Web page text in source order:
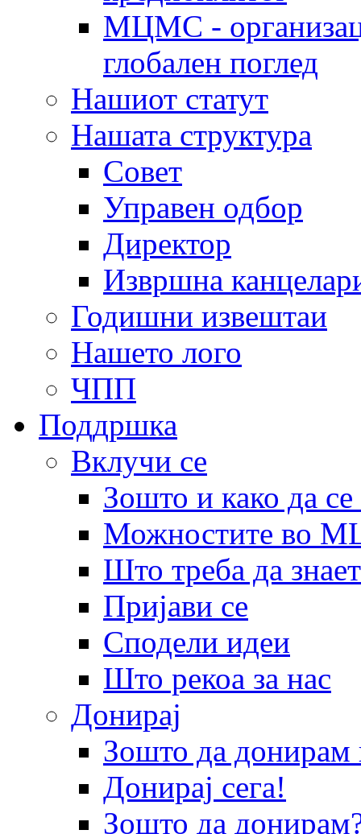
МЦМС -
глобален поглед
Нашиот статут
Нашата структура
Совет
Управен одбор
Директор
Извршна
Годишни извештаи
Нашето лого
ЧПП
Поддршка
Вклучи се
Зошто и како да
Можностите во
Што треба да
Пријави се
Сподели идеи
Што рекоа за нас
Донирај
Зошто да
Донирај сега!
Зошто да